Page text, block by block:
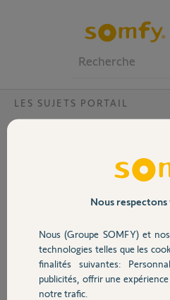
Volet
Sécurité
Domotique
LES SUJETS PORTAIL
Fonctionnement
Je viens
photoélectrique
J'ai 2 soucis:
-1 Les cellules
Nous
Nous (Groupe SOMFY) et
technologies telles que les
finalités suivantes:
publicités, offrir une
notre trafic.